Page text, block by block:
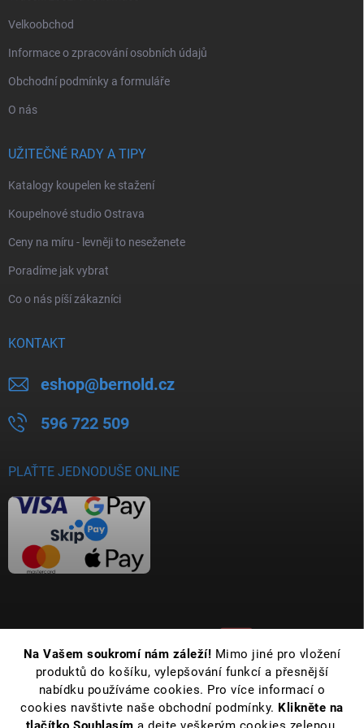
Na Vašem soukromí nám záleží! Mimo jiné pro vložení
produktů do košíku, vylepšování funkcí a přesnější
nabídku používáme cookies. Pro více informací o
cookies navštivte naše obchodní podmínky. Klikněte na
Velkoobchod
Informace o zpracování osobních údajů
Obchodní podmínky a formuláře
O nás
UŽITEČNÉ RADY A TIPY
Katalogy koupelen ke stažení
Koupelnové studio Ostrava
Ceny na míru - levněji to neseženete
Poradíme jak vybrat
Co o nás píší zákazníci
KONTAKT
eshop@bernold.cz
596 722 509
PLAŤTE JEDNODUŠE ONLINE